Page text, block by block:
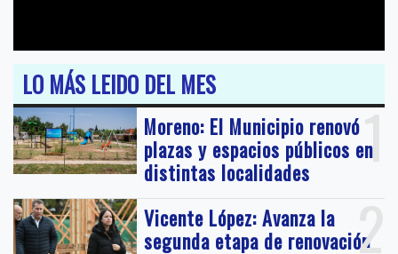
LO MÁS LEIDO DEL MES
1
Moreno: El Municipio renovó
plazas y espacios públicos en
distintas localidades
2
Vicente López: Avanza la
segunda etapa de renovación